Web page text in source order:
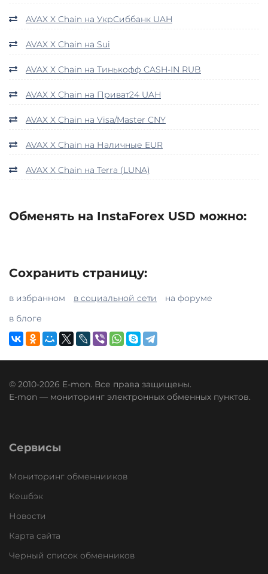
AVAX X Chain на УкрСиббанк UAH
AVAX X Chain на Sui
AVAX X Chain на Тинькофф CASH-IN RUB
AVAX X Chain на Приват24 UAH
AVAX X Chain на Visa/Master CNY
AVAX X Chain на Наличные EUR
AVAX X Chain на Terra (LUNA)
Обменять на InstaForex USD можно:
Сохранить страницу:
в избранном в социальной сети
на форуме
в блоге
© 2010-2026 E-mon. Все права защищены.
E-mon — мониторинг электронных обменных пунктов.
Сервисы
Мониторинг обменнииков
Кешбэк
Новости
Карта сайта
Черный список обменников